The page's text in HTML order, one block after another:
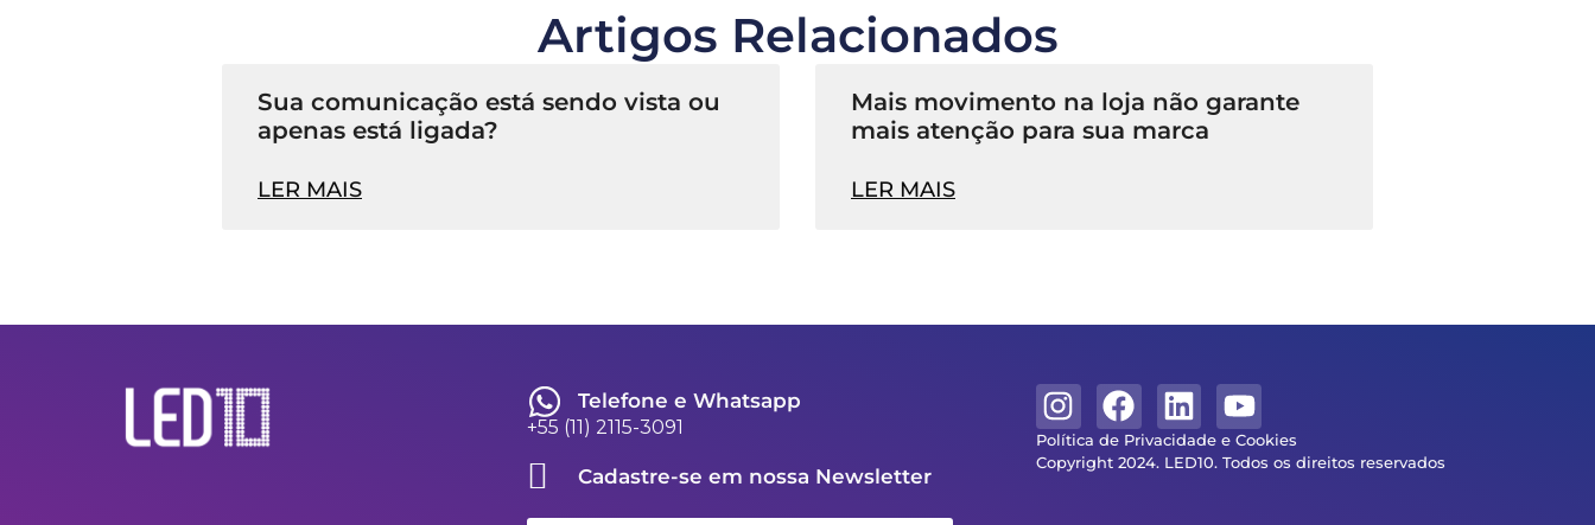
Artigos Relacionados
Sua comunicação está sendo vista ou
apenas está ligada?
LER MAIS
Mais movimento na loja não garante
mais atenção para sua marca
LER MAIS
Telefone e Whatsapp
+55 (11) 2115-3091
Cadastre-se em nossa Newsletter
Política de Privacidade e Cookies
Copyright 2024. LED10. Todos os direitos reservados